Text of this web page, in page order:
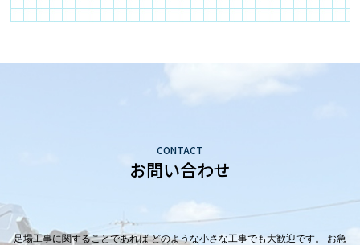
CONTACT
お問い合わせ
足場工事に関することであれば どのような小さな工事でも大歓迎です。 お急